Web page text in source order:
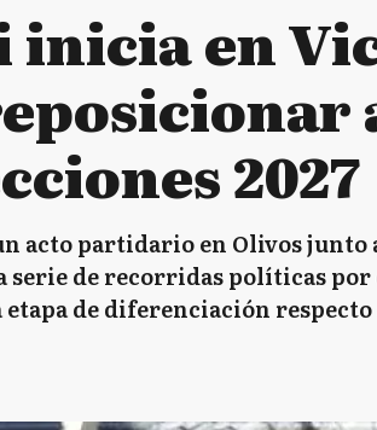
en
2027
acto partidario en Olivos
serie de recorridas políticas por
etapa de diferenciación